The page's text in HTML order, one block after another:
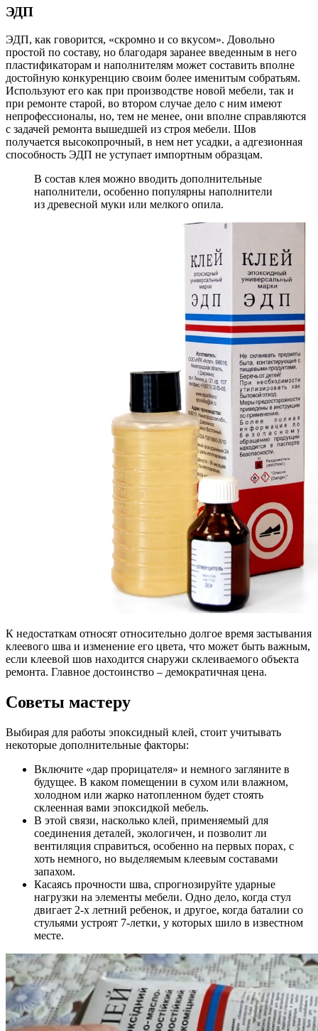
ЭДП
ЭДП, как говорится, «скромно и со вкусом». Довольно
простой по составу, но благодаря заранее введенным в него
пластификаторам и наполнителям может составить вполне
достойную конкуренцию своим более именитым собратьям.
Используют его как при производстве новой мебели, так и
при ремонте старой, во втором случае дело с ним имеют
непрофессионалы, но, тем не менее, они вполне справляются
с задачей ремонта вышедшей из строя мебели. Шов
получается высокопрочный, в нем нет усадки, а адгезионная
способность ЭДП не уступает импортным образцам.
В состав клея можно вводить дополнительные
наполнители, особенно популярны наполнители
из древесной муки или мелкого опила.
К недостаткам относят относительно долгое время застывания
клеевого шва и изменение его цвета, что может быть важным,
если клеевой шов находится снаружи склеиваемого объекта
ремонта. Главное достоинство – демократичная цена.
Советы мастеру
Выбирая для работы эпоксидный клей, стоит учитывать
некоторые дополнительные факторы:
Включите «дар прорицателя» и немного загляните в
будущее. В каком помещении в сухом или влажном,
холодном или жарко натопленном будет стоять
склеенная вами эпоксидкой мебель.
В этой связи, насколько клей, применяемый для
соединения деталей, экологичен, и позволит ли
вентиляция справиться, особенно на первых порах, с
хоть немного, но выделяемым клеевым составами
запахом.
Касаясь прочности шва, спрогнозируйте ударные
нагрузки на элементы мебели. Одно дело, когда стул
двигает 2-х летний ребенок, и другое, когда баталии со
стульями устроят 7-летки, у которых шило в известном
месте.